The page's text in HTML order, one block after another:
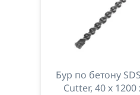
Бур по бетону
Cutter, 40 х